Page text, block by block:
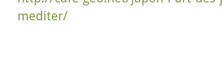
mediter/